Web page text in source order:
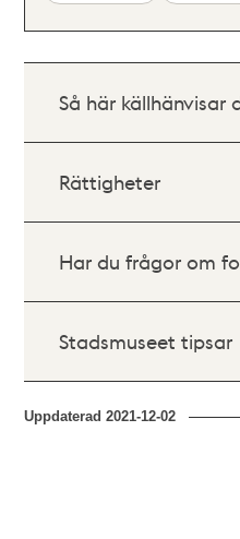
Så här
Rättigheter
Har du frågor om
Stadsmuseet tipsar
Uppdaterad2021-12-02